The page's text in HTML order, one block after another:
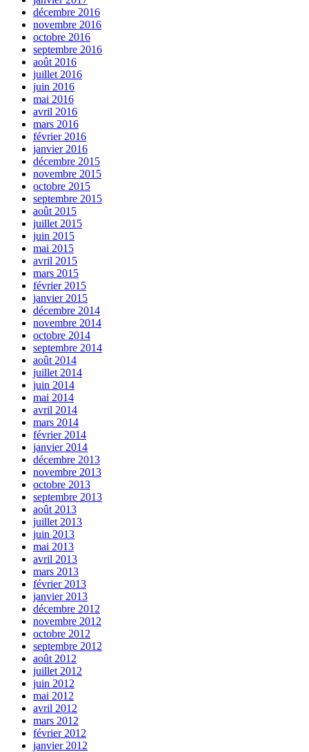
décembre 2016
novembre 2016
octobre 2016
septembre 2016
août 2016
juillet 2016
juin 2016
mai 2016
avril 2016
mars 2016
février 2016
janvier 2016
décembre 2015
novembre 2015
octobre 2015
septembre 2015
août 2015
juillet 2015
juin 2015
mai 2015
avril 2015
mars 2015
février 2015
janvier 2015
décembre 2014
novembre 2014
octobre 2014
septembre 2014
août 2014
juillet 2014
juin 2014
mai 2014
avril 2014
mars 2014
février 2014
janvier 2014
décembre 2013
novembre 2013
octobre 2013
septembre 2013
août 2013
juillet 2013
juin 2013
mai 2013
avril 2013
mars 2013
février 2013
janvier 2013
décembre 2012
novembre 2012
octobre 2012
septembre 2012
août 2012
juillet 2012
juin 2012
mai 2012
avril 2012
mars 2012
février 2012
janvier 2012